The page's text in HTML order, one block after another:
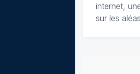
internet,
sur les